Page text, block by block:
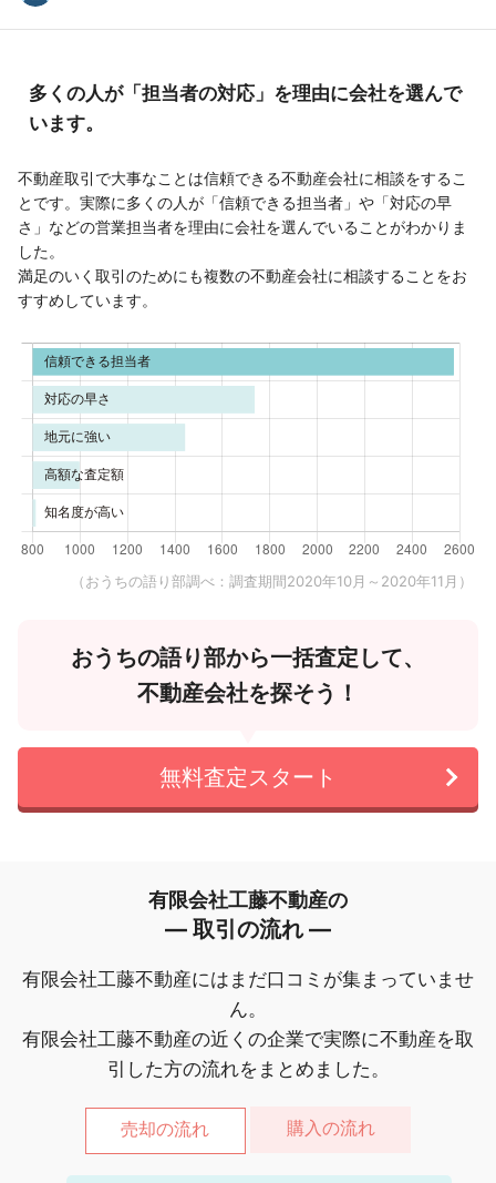
多くの人が「担当者の対応」を理由に会社を選んで
います。
不動産取引で大事なことは信頼できる不動産会社に相談をするこ
とです。実際に多くの人が「信頼できる担当者」や「対応の早
さ」などの営業担当者を理由に会社を選んでいることがわかりま
した。
満足のいく取引のためにも複数の不動産会社に相談することをお
すすめしています。
（おうちの語り部調べ：調査期間2020年10月～2020年11月）
おうちの語り部から一括査定して、
不動産会社を探そう！
無料査定スタート
有限会社工藤不動産の
― 取引の流れ ―
有限会社工藤不動産にはまだ口コミが集まっていませ
ん。
有限会社工藤不動産の近くの企業で実際に不動産を取
引した方の流れをまとめました。
売却の流れ 購入の流れ